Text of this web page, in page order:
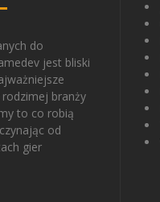
do
jest bliski
branży
to co robią
od
gier